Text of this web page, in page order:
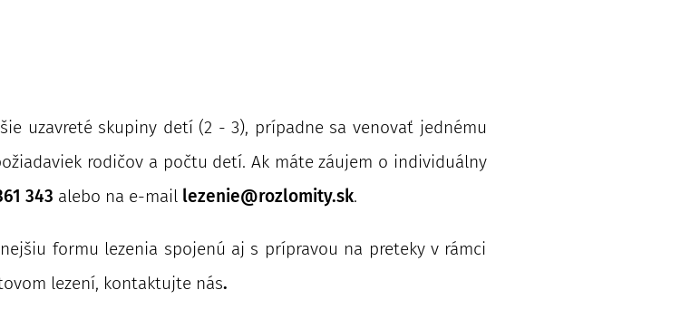
uzavreté skupiny detí (2 - 3), prípadne sa venovať jednému
rodičov a počtu detí. Ak máte záujem o individuálny
343 alebo na e-mail lezenie@rozlomity.sk.
formu lezenia spojenú aj s prípravou na preteky v rámci
lezení, kontaktujte nás.